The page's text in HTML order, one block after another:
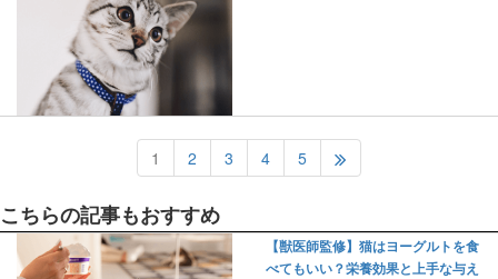
1 2 3 4 5
こちらの記事もおすすめ
【獣医師監修】猫はヨーグルトを食
べてもいい？栄養効果と上手な与え